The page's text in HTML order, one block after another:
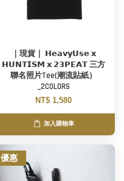
｜現貨｜ 𝗛𝗲𝗮𝘃𝘆𝗨𝘀𝗲 𝘅
𝗛𝗨𝗡𝗧𝗜𝗦𝗠 𝘅 𝟮𝟯𝗣𝗘𝗔𝗧 三方
聯名照片Tee(潮流貼紙）
_2COLORS
NT$ 1,580
加入購物車
優惠